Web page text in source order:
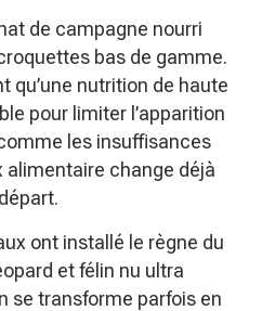
de campagne nourri
bas de gamme.
qu’une nutrition de haute
pour limiter l’apparition
les insuffisances
alimentaire change déjà
ont installé le règne du
et félin nu ultra
se transforme parfois en